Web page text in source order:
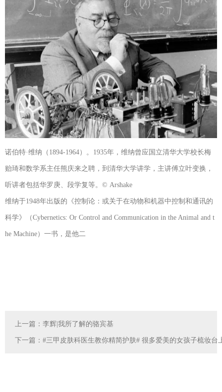
诺伯特·维纳（1894-1964）。1935年，维纳曾应国立清华大学校长梅
贻琦和数学系主任熊庆来之聘，到清华大学讲学，主讲傅立叶变换，
听讲者包括华罗庚、段学复等。© Arshake
维纳于1948年出版的《控制论：或关于在动物和机器中控制和通讯的
科学》（Cybernetics: Or Control and Communication in the Animal and t
he Machine）一书，是他二
上一篇： 李辉|我所了解的骆宾基
下一篇： #三甲皮肤科医生教你精简护肤# 很多爱美的女孩子梳妆台